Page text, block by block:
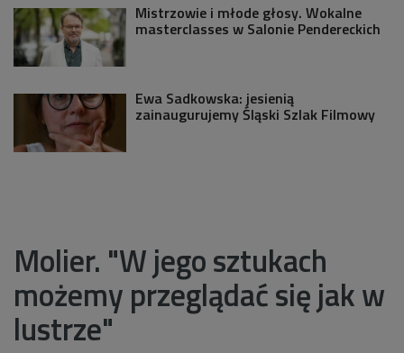
Mistrzowie i młode głosy. Wokalne
masterclasses w Salonie Pendereckich
Ewa Sadkowska: jesienią
zainaugurujemy Śląski Szlak Filmowy
Molier. "W jego sztukach
możemy przeglądać się jak w
lustrze"